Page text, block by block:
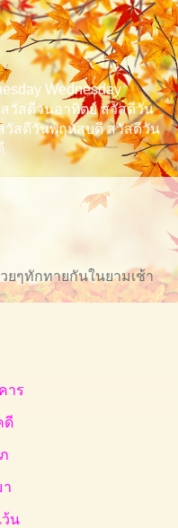
Wednesday
สวัสดีวันอาทิตย์ สวัสดีวัน
วัสดีวันพฤหัสบดี สวัสดีวัน
ๆทักทายกันในยามเช้า
าร
ดี
น